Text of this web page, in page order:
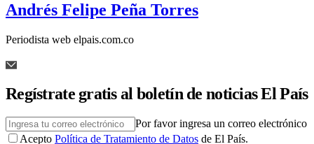
Andrés Felipe Peña Torres
Periodista web elpais.com.co
Regístrate gratis al boletín de noticias El País
Por favor ingresa un correo electrónico
Acepto Política de Tratamiento de Datos de El País.